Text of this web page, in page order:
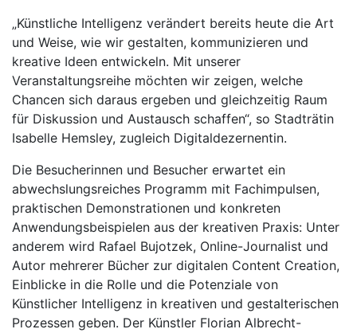
„Künstliche Intelligenz verändert bereits heute die Art
und Weise, wie wir gestalten, kommunizieren und
kreative Ideen entwickeln. Mit unserer
Veranstaltungsreihe möchten wir zeigen, welche
Chancen sich daraus ergeben und gleichzeitig Raum
für Diskussion und Austausch schaffen“, so Stadträtin
Isabelle Hemsley, zugleich Digitaldezernentin.
Die Besucherinnen und Besucher erwartet ein
abwechslungsreiches Programm mit Fachimpulsen,
praktischen Demonstrationen und konkreten
Anwendungsbeispielen aus der kreativen Praxis: Unter
anderem wird Rafael Bujotzek, Online-Journalist und
Autor mehrerer Bücher zur digitalen Content Creation,
Einblicke in die Rolle und die Potenziale von
Künstlicher Intelligenz in kreativen und gestalterischen
Prozessen geben. Der Künstler Florian Albrecht-